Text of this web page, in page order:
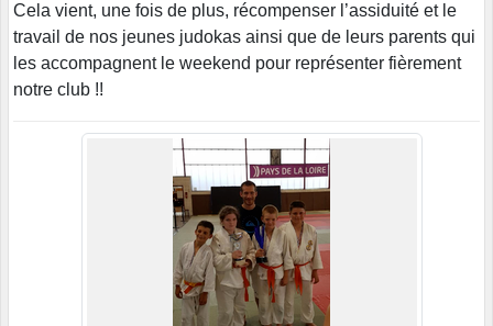
Cela vient, une fois de plus, récompenser l’assiduité et le
travail de nos jeunes judokas ainsi que de leurs parents qui
les accompagnent le weekend pour représenter fièrement
notre club !!